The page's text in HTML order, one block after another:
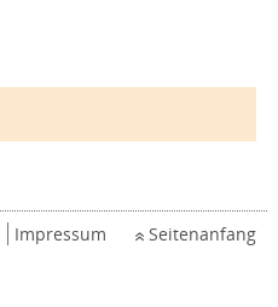
Impressum Seitenanfang